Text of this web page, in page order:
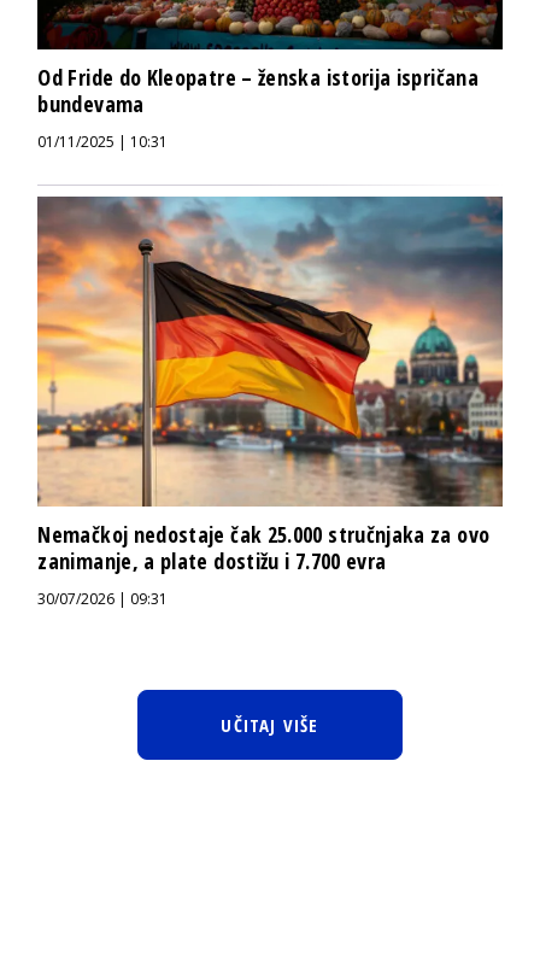
Od Fride do Kleopatre – ženska istorija ispričana
bundevama
01/11/2025 | 10:31
Nemačkoj nedostaje čak 25.000 stručnjaka za ovo
zanimanje, a plate dostižu i 7.700 evra
30/07/2026 | 09:31
UČITAJ VIŠE